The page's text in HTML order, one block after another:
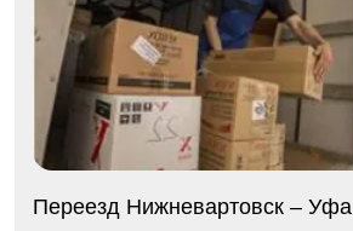
Переезд Нижневартовск – Уфа